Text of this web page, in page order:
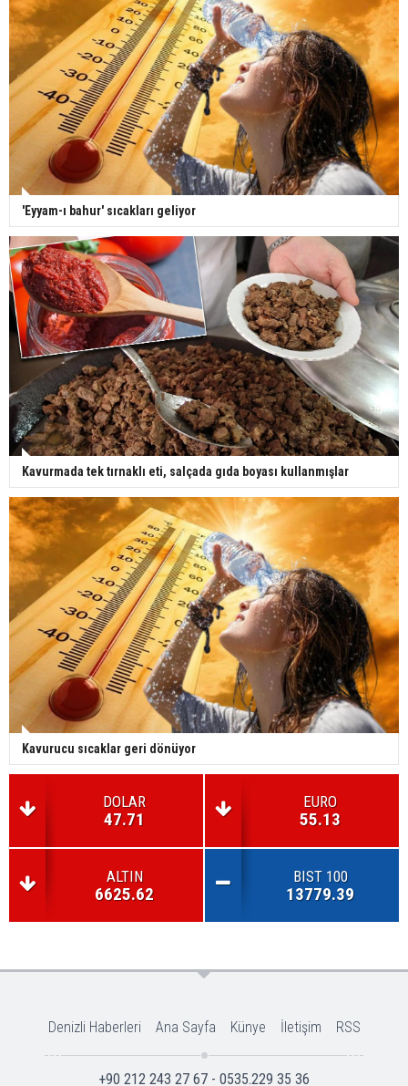
'Eyyam-ı bahur' sıcakları geliyor
Kavurmada tek tırnaklı eti, salçada gıda boyası kullanmışlar
Kavurucu sıcaklar geri dönüyor
DOLAR
47.71
EURO
55.13
ALTIN
6625.62
BIST 100
13779.39
Denizli Haberleri Ana Sayfa Künye İletişim RSS
+90 212 243 27 67 - 0535.229 35 36